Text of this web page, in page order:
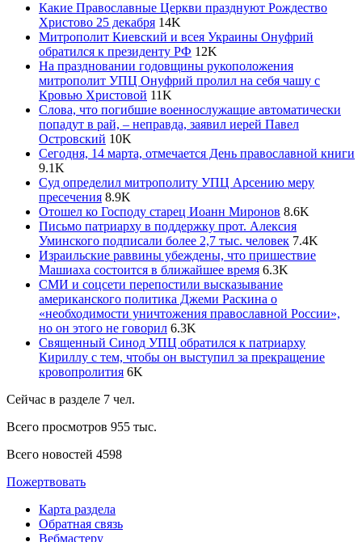
Какие Православные Церкви празднуют Рождество
Христово 25 декабря 14K
Митрополит Киевский и всея Украины Онуфрий
обратился к президенту РФ 12K
На праздновании годовщины рукоположения
митрополит УПЦ Онуфрий пролил на себя чашу с
Кровью Христовой 11K
Слова, что погибшие военнослужащие автоматически
попадут в рай, – неправда, заявил иерей Павел
Островский 10K
Сегодня, 14 марта, отмечается День православной книги
9.1K
Суд определил митрополиту УПЦ Арсению меру
пресечения 8.9K
Отошел ко Господу старец Иоанн Миронов 8.6K
Письмо патриарху в поддержку прот. Алексия
Уминского подписали более 2,7 тыс. человек 7.4K
Израильские раввины убеждены, что пришествие
Машиаха состоится в ближайшее время 6.3K
СМИ и соцсети перепостили высказывание
американского политика Джеми Раскина о
«необходимости уничтожения православной России»,
но он этого не говорил 6.3K
Священный Синод УПЦ обратился к патриарху
Кириллу с тем, чтобы он выступил за прекращение
кровопролития 6K
Сейчас в разделе 7 чел.
Всего просмотров 955 тыс.
Всего новостей 4598
Пожертвовать
Карта раздела
Обратная связь
Вебмастеру